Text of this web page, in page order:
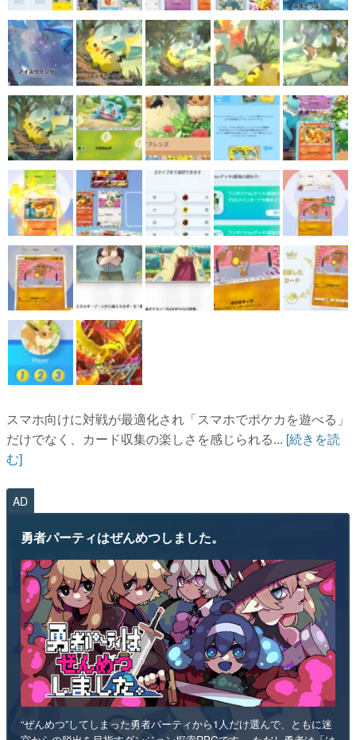
スマホ向けに対戦が最適化され「スマホでポケカを遊べる」
だけでなく、カード収集の楽しさを感じられる... [続きを読
む]
AD
勇者パーティはぜんめつしました。
“ぜんめつ”してしまった勇者パーティから1人だけ選んで、ともに迷